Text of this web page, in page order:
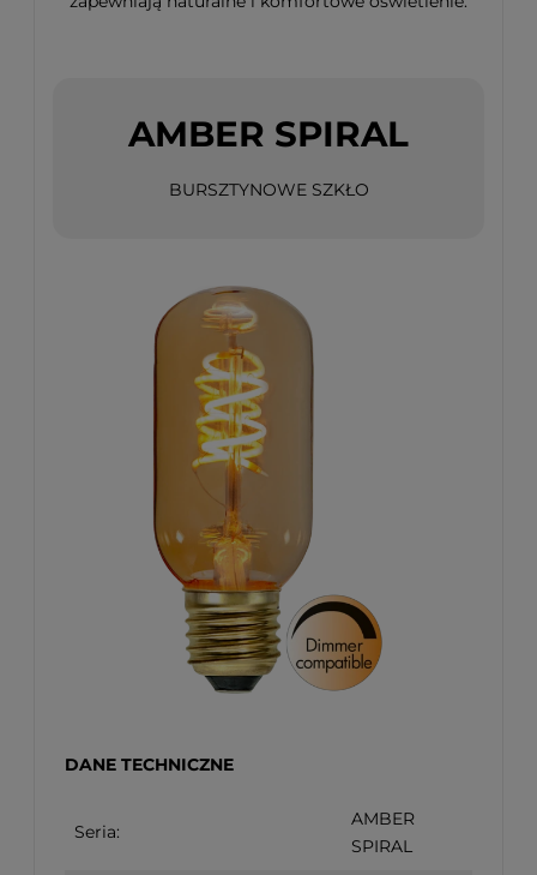
AMBER SPIRAL
BURSZTYNOWE SZKŁO
DANE TECHNICZNE
Seria:
AMBER
SPIRAL